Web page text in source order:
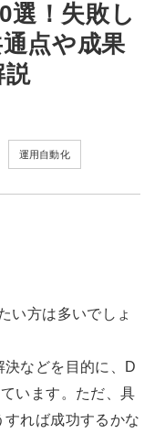
選！失敗し
点や成果
説
運用自動化
い方は多いでしょ
などを目的に、D
います。ただ、具
れば成功するかな